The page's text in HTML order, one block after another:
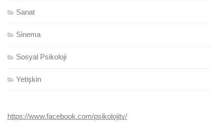
Sanat
Sinema
Sosyal Psikoloji
Yetişkin
https://www.facebook.com/psikolojitv/